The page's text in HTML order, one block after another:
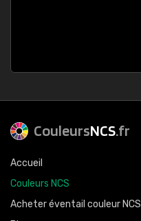
CouleursNCS.fr
Accueil
Couleurs NCS
Acheter éventail couleur NCS